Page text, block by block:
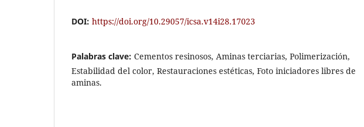
DOI: https://doi.org/10.29057/icsa.v14i28.17023
Palabras clave: Cementos resinosos, Aminas terciarias, Polimerización,
Estabilidad del color, Restauraciones estéticas, Foto iniciadores libres de
aminas.